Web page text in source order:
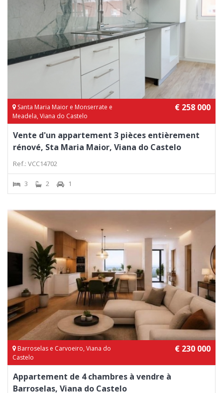
Santa Maria Maior e Monserrate e
Meadela, Viana do Castelo
€ 258 000
Vente d'un appartement 3 pièces entièrement
rénové, Sta Maria Maior, Viana do Castelo
Ref.: VCC14702
3 2 1
Barroselas e Carvoeiro, Viana do
Castelo
€ 230 000
Appartement de 4 chambres à vendre à
Barroselas, Viana do Castelo